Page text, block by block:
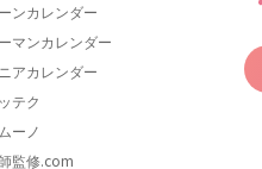
ンカレンダー
マンカレンダー
アカレンダー
テク
ーノ
監修.com